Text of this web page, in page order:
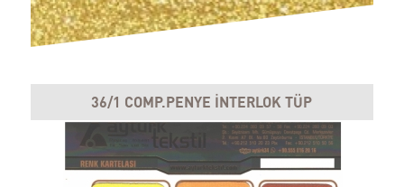
36/1 COMP.PENYE İNTERLOK TÜP